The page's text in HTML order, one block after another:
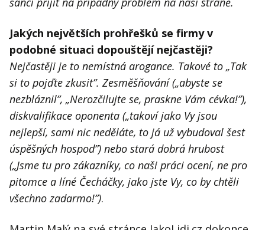
Jakých největších prohřešků se firmy v
podobné situaci dopouštějí nejčastěji?
Nejčastěji je to nemístná arogance. Takové to „Tak
si to pojďte zkusit”. Zesměšňování („abyste se
nezbláznil”, „Nerozčilujte se, praskne Vám cévka!”),
diskvalifikace oponenta („takoví jako Vy jsou
nejlepší, sami nic neděláte, to já už vybudoval šest
úspěšných hospod”) nebo stará dobrá hrubost
(„Jsme tu pro zákazníky, co naši práci ocení, ne pro
pitomce a líné Čecháčky, jako jste Vy, co by chtěli
všechno zadarmo!”).